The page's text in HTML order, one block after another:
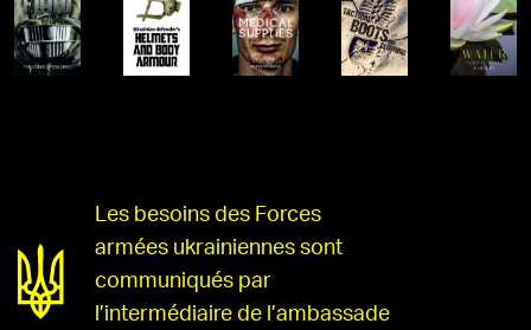
Les besoins des Forces
armées ukrainiennes sont
communiqués par
l’intermédiaire de l’ambassade